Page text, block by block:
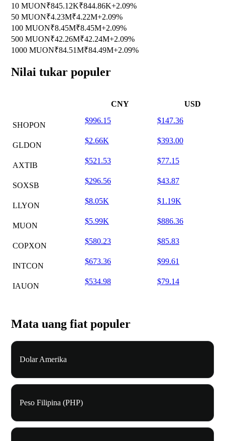
10 MUON₹845.12K₹844.86K+2.09%
50 MUON₹4.23M₹4.22M+2.09%
100 MUON₹8.45M₹8.45M+2.09%
500 MUON₹42.26M₹42.24M+2.09%
1000 MUON₹84.51M₹84.49M+2.09%
Nilai tukar populer
CNY USD
SHOPON
$996.15 $147.36
GLDON
$2.66K $393.00
AXTIB
$521.53 $77.15
SOXSB
$296.56 $43.87
LLYON
$8.05K $1.19K
MUON
$5.99K $886.36
COPXON
$580.23 $85.83
INTCON
$673.36 $99.61
IAUON
$534.98 $79.14
Mata uang fiat populer
Dolar Amerika
Peso Filipina (PHP)